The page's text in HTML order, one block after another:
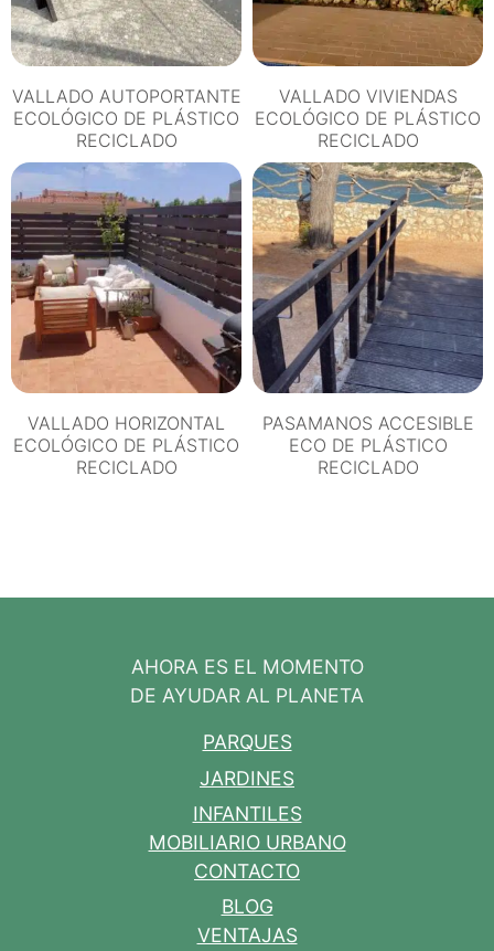
VALLADO AUTOPORTANTE
ECOLÓGICO DE PLÁSTICO
RECICLADO
VALLADO VIVIENDAS
ECOLÓGICO DE PLÁSTICO
RECICLADO
VALLADO HORIZONTAL
ECOLÓGICO DE PLÁSTICO
RECICLADO
PASAMANOS ACCESIBLE
ECO DE PLÁSTICO
RECICLADO
AHORA ES EL MOMENTO
DE AYUDAR AL PLANETA
PARQUES
JARDINES
INFANTILES
MOBILIARIO URBANO
CONTACTO
BLOG
VENTAJAS